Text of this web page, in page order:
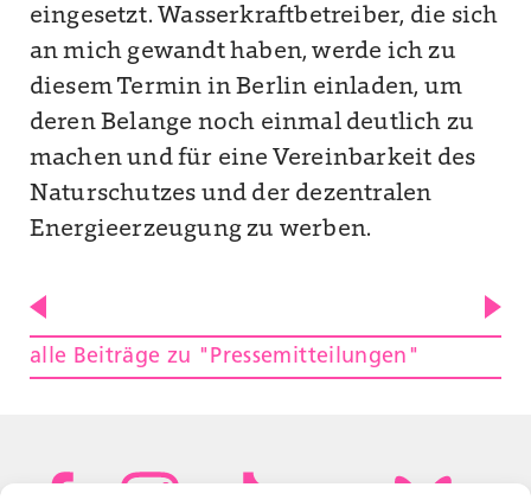
eingesetzt. Wasserkraftbetreiber, die sich
an mich gewandt haben, werde ich zu
diesem Termin in Berlin einladen, um
deren Belange noch einmal deutlich zu
machen und für eine Vereinbarkeit des
Naturschutzes und der dezentralen
Energieerzeugung zu werben.
alle Beiträge zu "Pressemitteilungen"